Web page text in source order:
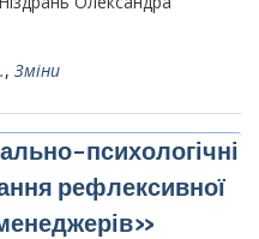
, Зміни
психологічні
рефлексивної